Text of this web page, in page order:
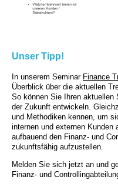
Unser Tipp!
In unserem Seminar Finance
Überblick über die aktuellen
So können Sie Ihren aktuellen
der Zukunft entwickeln.
und Methodiken kennen, um
internen und externen Kunden
aufbauend den Finanz- und
zukunftsfähig aufzustellen.
Melden Sie sich jetzt an und
Finanz- und